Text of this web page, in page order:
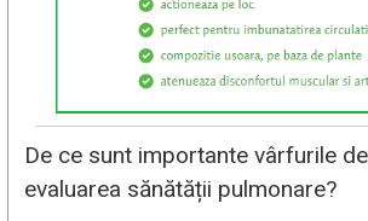
De ce sunt importante vârfurile
evaluarea sănătății pulmonare?